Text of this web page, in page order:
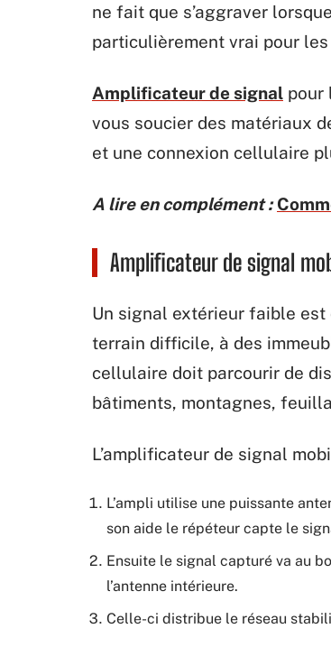
ne fait que s’aggraver
particulièrement vrai pour
Amplificateur de signal pour
vous soucier des matériaux
et une connexion cellulaire
A lire en complément :
Amplificateur de signal
Un signal extérieur faible
terrain difficile, à des
cellulaire doit parcourir de
bâtiments, montagnes,
L’amplificateur de signal
L’ampli utilise une puissante
son aide le répéteur capte le
Ensuite le signal capturé va au
l’antenne intérieure.
Celle-ci distribue le réseau